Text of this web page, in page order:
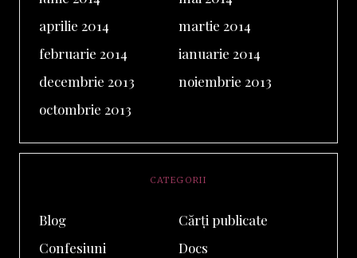
aprilie 2014
martie 2014
februarie 2014
ianuarie 2014
decembrie 2013
noiembrie 2013
octombrie 2013
CATEGORII
Blog
Cărți publicate
Confesiuni
Docs